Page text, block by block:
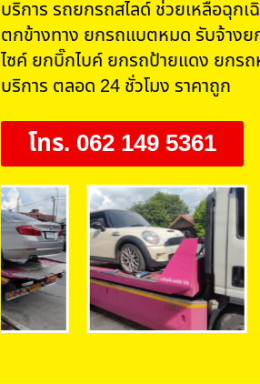
บริการ รถยกรถสไลด์ ช่วยเหลือฉุก
ตกข้างทาง ยกรถแบตหมด รับจ้าง
ไซค์ ยกบิ๊กไบค์ ยกรถป้ายแดง ยกร
บริการ ตลอด 24 ชั่วโมง ราคาถูก
โทร. 062 149 5361